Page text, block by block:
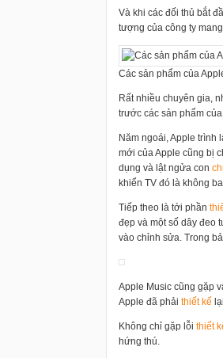
Và khi các đối thủ bắt
tượng của công ty
Các sản phẩm của
Rất nhiều chuyên gia,
trước các sản phẩm
Năm ngoái, Apple trình
mới của Apple cũng bị
dụng và lật ngửa con
khiển TV đó là không
Tiếp theo là tới phần
đẹp và một số dây đeo
vào chỉnh sửa. Trong
Apple Music cũng gặp
Apple đã phải thiết kế
Không chỉ gặp lỗi thiết
hứng thú.